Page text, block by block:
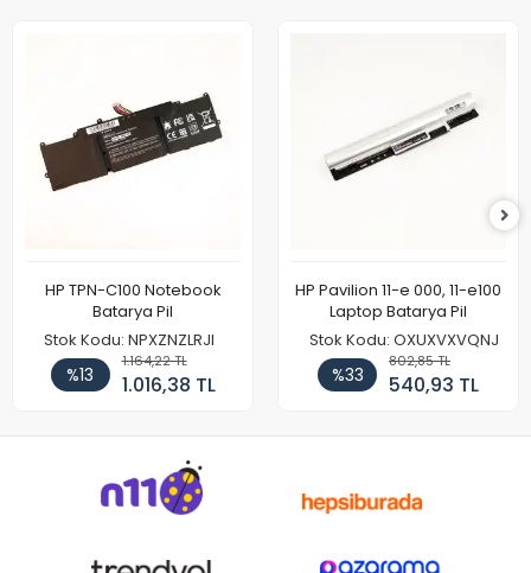
HP TPN-C100 Notebook
Batarya Pil
Stok Kodu: NPXZNZLRJI
%13
1.164,22 TL
1.016,38 TL
HP Pavilion 11-e 000, 11-e100
Laptop Batarya Pil
Stok Kodu: OXUXVXVQNJ
%33
802,85 TL
540,93 TL